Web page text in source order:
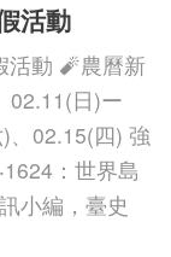
活動
活動 🧨農曆新
02.11(日)ー
、02.15(四) 強
：世界島
小編，臺史